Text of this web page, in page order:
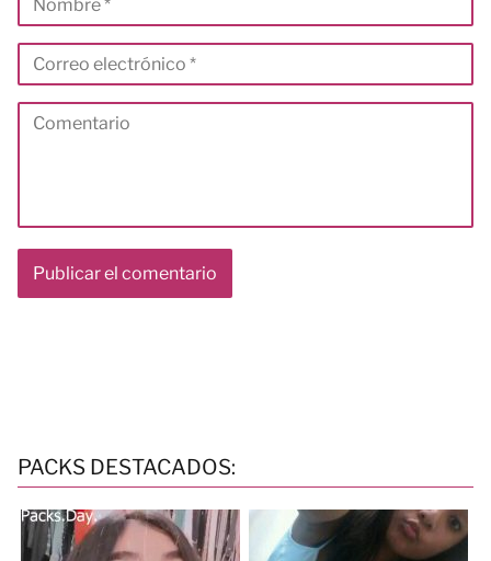
PACKS DESTACADOS: